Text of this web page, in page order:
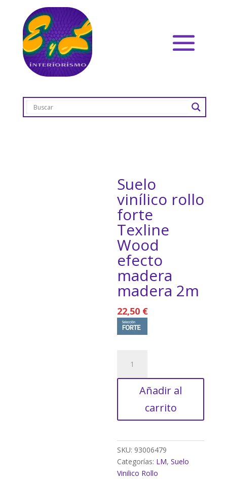
Suelo
vinílico rollo
forte
Texline
Wood
efecto
madera
madera 2m
22,50 €
vinílico
rollo
madera
2m
cantidad
Añadir al
carrito
SKU: 93006479
Categorías: LM,Suelo
Vinilico Rollo